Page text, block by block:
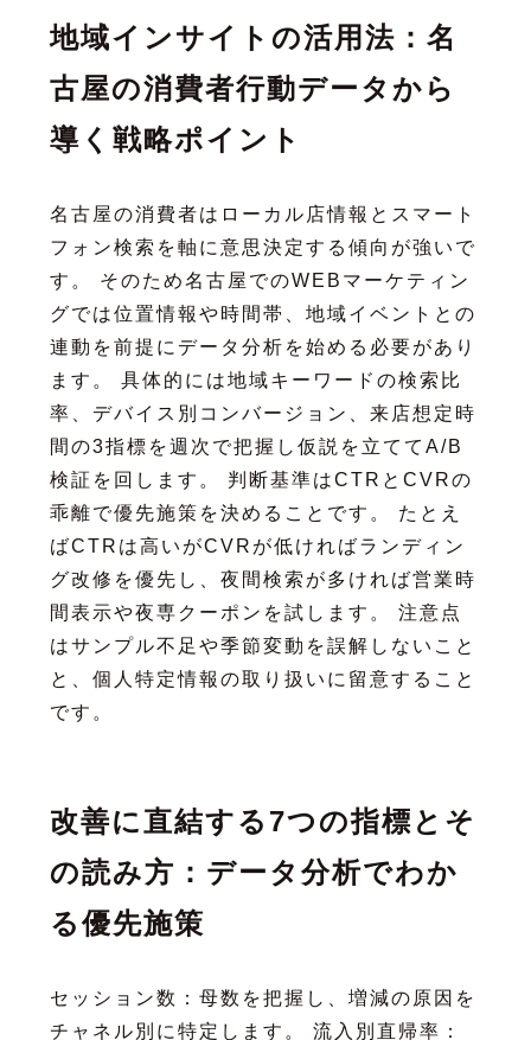
地域インサイトの活用法：名
古屋の消費者行動データから
導く戦略ポイント
名古屋の消費者はローカル店情報とスマート
フォン検索を軸に意思決定する傾向が強いで
す。 そのため名古屋でのWEBマーケティン
グでは位置情報や時間帯、地域イベントとの
連動を前提にデータ分析を始める必要があり
ます。 具体的には地域キーワードの検索比
率、デバイス別コンバージョン、来店想定時
間の3指標を週次で把握し仮説を立ててA/B
検証を回します。 判断基準はCTRとCVRの
乖離で優先施策を決めることです。 たとえ
ばCTRは高いがCVRが低ければランディン
グ改修を優先し、夜間検索が多ければ営業時
間表示や夜専クーポンを試します。 注意点
はサンプル不足や季節変動を誤解しないこと
と、個人特定情報の取り扱いに留意すること
です。
改善に直結する7つの指標とそ
の読み方：データ分析でわか
る優先施策
セッション数：母数を把握し、増減の原因を
チャネル別に特定します。 流入別直帰率：